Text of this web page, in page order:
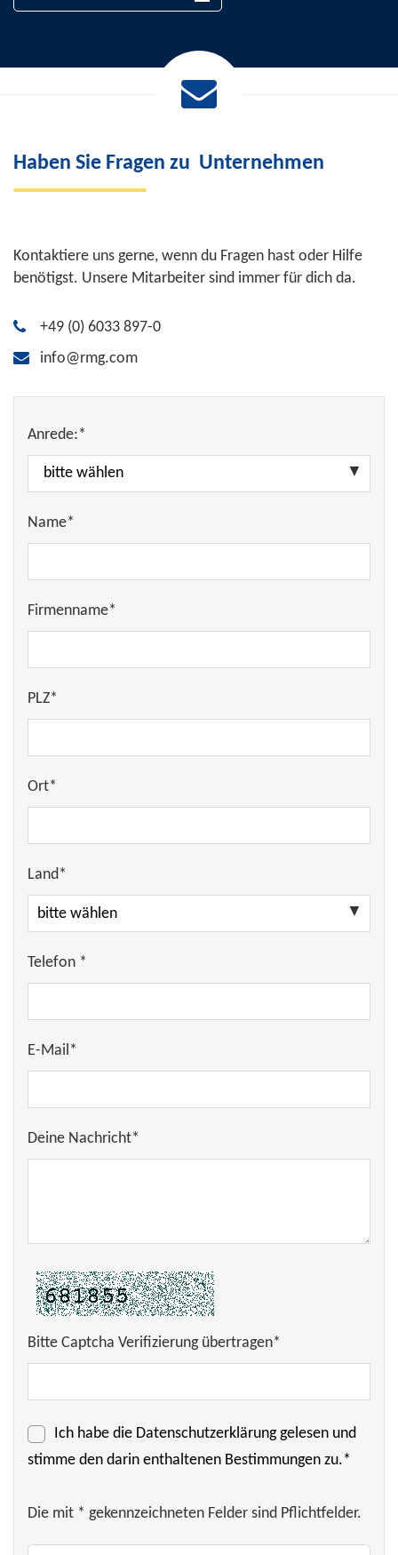
Haben Sie Fragen zu Unternehmen
Kontaktiere uns gerne, wenn du Fragen hast oder Hilfe
benötigst. Unsere Mitarbeiter sind immer für dich da.
+49 (0) 6033 897-0
info@rmg.com
Anrede:*
Name*
Firmenname*
PLZ*
Ort*
Land*
Telefon *
E-Mail*
Deine Nachricht*
Bitte Captcha Verifizierung übertragen*
Ich habe die Datenschutzerklärunggelesen und
stimme den darin enthaltenen Bestimmungen zu.*
Die mit * gekennzeichneten Felder sind Pflichtfelder.